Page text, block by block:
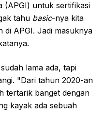
(APGI) untuk sertifikasi
tahu basic-nya kita
di APGI. Jadi masuknya
lama ada, tapi
"Dari tahun 2020-an
tertarik banget dengan
kayak ada sebuah